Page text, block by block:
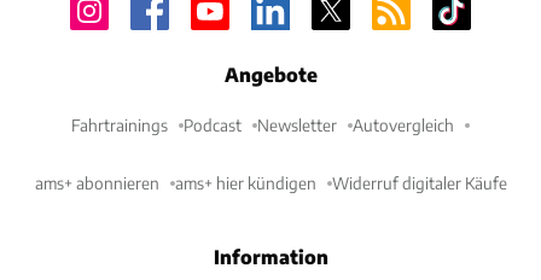
Angebote
Fahrtrainings Podcast Newsletter Autovergleich
ams+ abonnieren ams+ hier kündigen Widerruf digitaler Käufe
Information